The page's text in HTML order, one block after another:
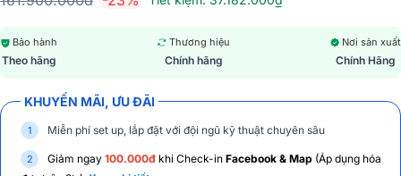
Bảo hành
Theo hãng
Thương hiệu
Chính hãng
Nơi sản xuất
Chính Hãng
KHUYẾN MÃI, ƯU ĐÃI
Miễn phí set up, lắp đặt với đội ngũ kỹ thuật chuyên sâu
Giảm ngay 100.000đ khi Check-in Facebook & Map (Áp dụng hóa